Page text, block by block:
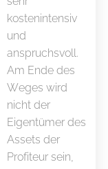
kostenintensiv
und
anspruchsvoll.
Am Ende des
Weges wird
nicht der
Eigentümer des
Assets der
Profiteur sein,